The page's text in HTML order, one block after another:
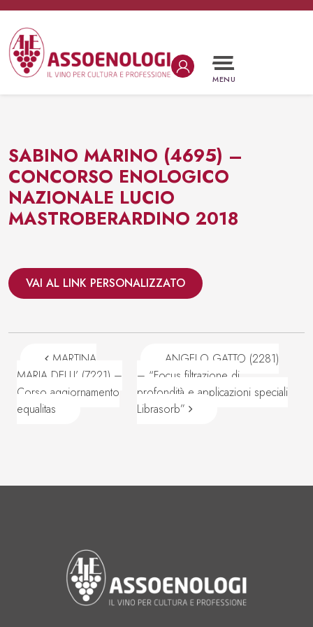
Vai al contenuto
Navigazione principale
MENU
SABINO MARINO (4695) –
CONCORSO ENOLOGICO
NAZIONALE LUCIO
MASTROBERARDINO 2018
VAI AL LINK PERSONALIZZATO
Navigazione articoli
MARTINA
MARIA DELU’ (7221) –
Corso aggiornamento
equalitas
ANGELO GATTO (2281)
– “Focus filtrazione di
profondità e applicazioni speciali
Librasorb”